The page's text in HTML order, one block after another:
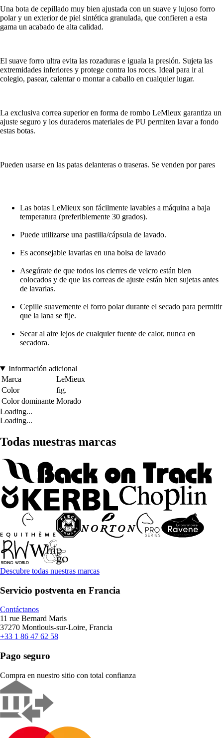
Una bota de cepillado muy bien ajustada con un suave y lujoso forro
polar y un exterior de piel sintética granulada, que confieren a esta
gama un acabado de alta calidad.
El suave forro ultra evita las rozaduras e iguala la presión. Sujeta las
extremidades inferiores y protege contra los roces. Ideal para ir al
colegio, pasear, calentar o montar a caballo en cualquier lugar.
La exclusiva correa superior en forma de rombo LeMieux garantiza un
ajuste seguro y los duraderos materiales de PU permiten lavar a fondo
estas botas.
Pueden usarse en las patas delanteras o traseras. Se venden por pares
Las botas LeMieux son fácilmente lavables a máquina a baja
temperatura (preferiblemente 30 grados).
Puede utilizarse una pastilla/cápsula de lavado.
Es aconsejable lavarlas en una bolsa de lavado
Asegúrate de que todos los cierres de velcro están bien
colocados y de que las correas de ajuste están bien sujetas antes
de lavarlas.
Cepille suavemente el forro polar durante el secado para permitir
que la lana se fije.
Secar al aire lejos de cualquier fuente de calor, nunca en
secadora.
Información adicional
Marca
LeMieux
Color
fig.
Color dominante Morado
Loading...
Loading...
Todas nuestras marcas
Descubre todas nuestras marcas
Servicio postventa en Francia
Contáctanos
11 rue Bernard Maris
37270 Montlouis-sur-Loire, Francia
+33 1 86 47 62 58
Pago seguro
Compra en nuestro sitio con total confianza